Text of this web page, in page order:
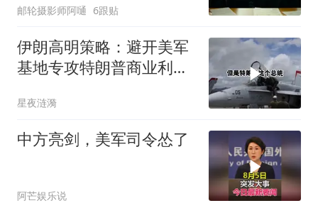
邮轮摄影师阿嗵 6跟贴
伊朗高明策略：避开美军
基地专攻特朗普商业利益
星夜涟漪
中方亮剑，美军司令怂了
阿芒娱乐说